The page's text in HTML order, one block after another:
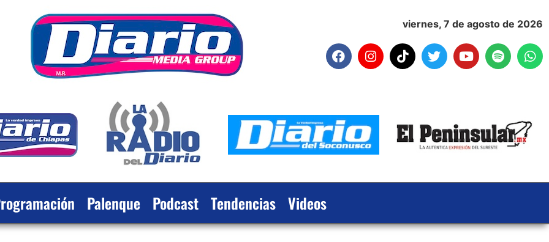
viernes, 7 de agosto de 2026
Palenque Podcast Tendencias Videos